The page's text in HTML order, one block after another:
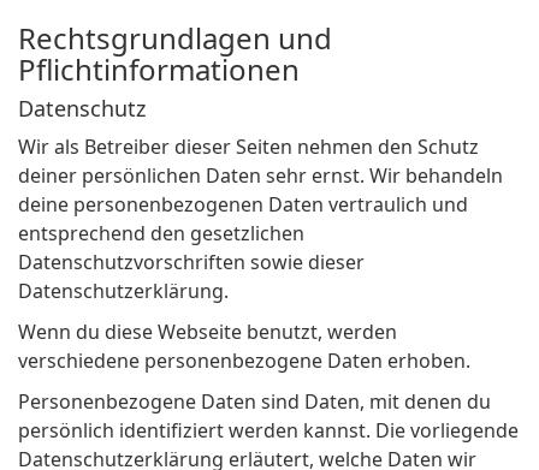
Rechtsgrundlagen und
Pflichtinformationen
Datenschutz
Wir als Betreiber dieser Seiten nehmen den Schutz
deiner persönlichen Daten sehr ernst. Wir behandeln
deine personenbezogenen Daten vertraulich und
entsprechend den gesetzlichen
Datenschutzvorschriften sowie dieser
Datenschutzerklärung.
Wenn du diese Webseite benutzt, werden
verschiedene personenbezogene Daten erhoben.
Personenbezogene Daten sind Daten, mit denen du
persönlich identifiziert werden kannst. Die vorliegende
Datenschutzerklärung erläutert, welche Daten wir